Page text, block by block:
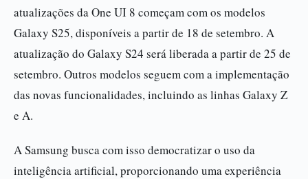
atualizações da One UI 8 começam com os modelos
Galaxy S25, disponíveis a partir de 18 de setembro. A
atualização do Galaxy S24 será liberada a partir de 25 de
setembro. Outros modelos seguem com a implementação
das novas funcionalidades, incluindo as linhas Galaxy Z
e A.
A Samsung busca com isso democratizar o uso da
inteligência artificial, proporcionando uma experiência